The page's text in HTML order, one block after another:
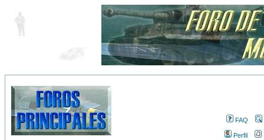
FAQ
Perfil